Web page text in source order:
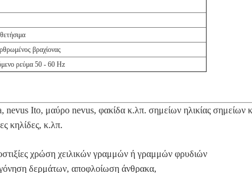
βραχίονας
ρεύμα 50 - 60 Hz
Ito, μαύρο nevus, φακίδα κ.λπ. σημείων ηλικίας σημείων
κηλίδες, κ.λπ.
χρώση χειλικών γραμμών ή γραμμών φρυδιών
δερμάτων, αποφλοίωση άνθρακα,